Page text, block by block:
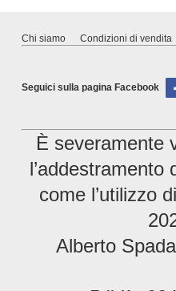
Chi siamo Condizioni di vendita
Seguici sulla pagina Facebook
È severamente
come l’utilizzo
Alberto